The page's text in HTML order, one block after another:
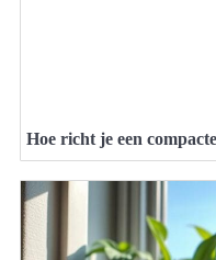
Hoe richt je een